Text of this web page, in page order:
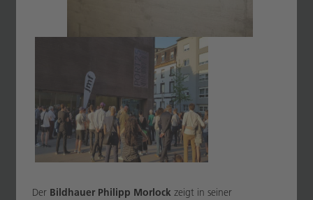
Der Bildhauer Philipp Morlockzeigt in seiner